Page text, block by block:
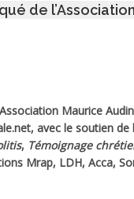
*
de
Maurice Audin
, avec le soutien de
, Témoignage
Mrap, LDH, Acca,